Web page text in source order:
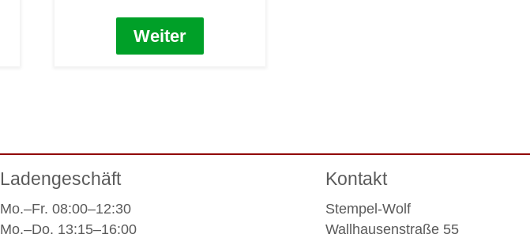
Weiter
Ladengeschäft
Mo.–Fr. 08:00–12:30
Mo.–Do. 13:15–16:00
Kontakt
Stempel-Wolf
Wallhausenstraße 55